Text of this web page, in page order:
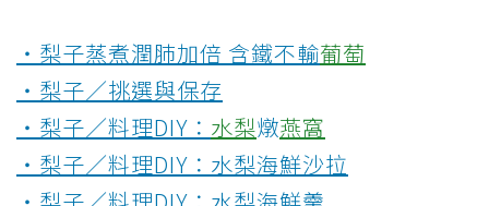
‧梨子蒸煮潤肺加倍 含鐵不輸葡萄
‧梨子／挑選與保存
‧梨子／料理DIY： 水梨燉燕窩
‧梨子／料理DIY：水梨海鮮沙拉